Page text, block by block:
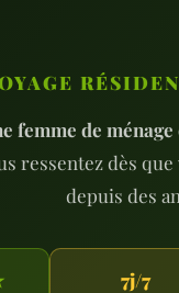
femme de
ressentez dès
depuis des
7j/7